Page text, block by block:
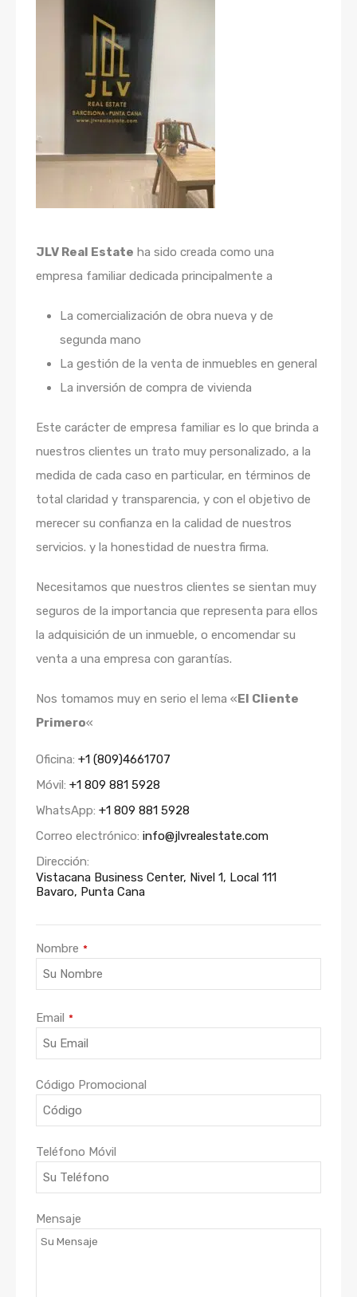
JLV Real Estate ha sido creada como una
empresa familiar dedicada principalmente a
La comercialización de obra nueva y de
segunda mano
La gestión de la venta de inmuebles en general
La inversión de compra de vivienda
Este carácter de empresa familiar es lo que brinda a
nuestros clientes un trato muy personalizado, a la
medida de cada caso en particular, en términos de
total claridad y transparencia, y con el objetivo de
merecer su confianza en la calidad de nuestros
servicios. y la honestidad de nuestra firma.
Necesitamos que nuestros clientes se sientan muy
seguros de la importancia que representa para ellos
la adquisición de un inmueble, o encomendar su
venta a una empresa con garantías.
Nos tomamos muy en serio el lema «El Cliente
Primero«
Oficina: +1 (809)4661707
Móvil: +1 809 881 5928
WhatsApp: +1 809 881 5928
Correo electrónico: info@jlvrealestate.com
Dirección:
Vistacana Business Center, Nivel 1, Local 111
Bavaro, Punta Cana
Nombre *
Email *
Código Promocional
Teléfono Móvil
Mensaje